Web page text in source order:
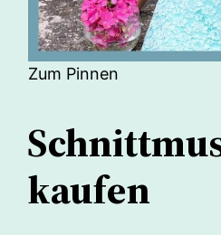
Zum Pinnen
kaufen